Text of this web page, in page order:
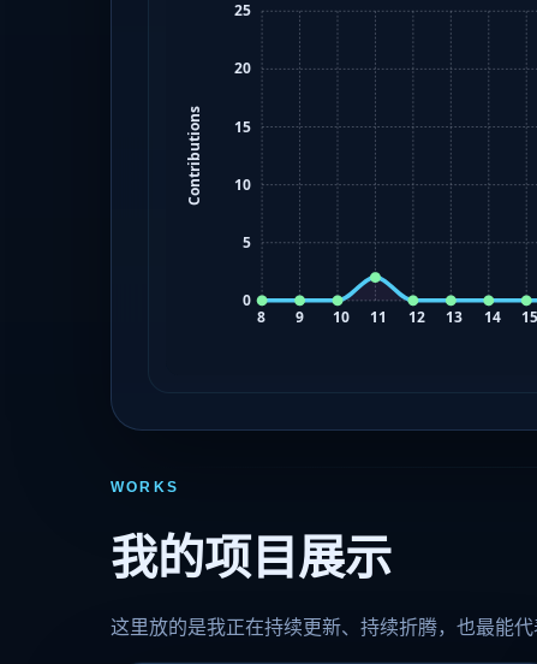
WORKS
我的项目展示
这里放的是我正在持续更新、持续折腾，也最能代